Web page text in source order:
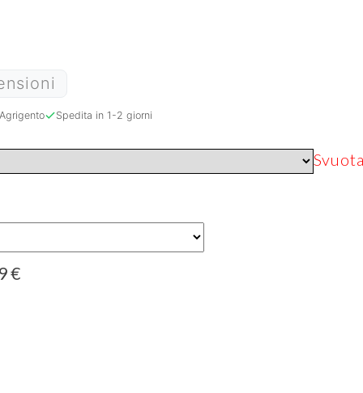
Spedita in 1-2 giorni
€